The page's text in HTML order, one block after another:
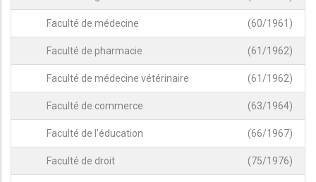
Faculté de médecine (60/1961)
Faculté de pharmacie (61/1962)
Faculté de médecine vétérinaire (61/1962)
Faculté de commerce (63/1964)
Faculté de l'éducation (66/1967)
Faculté de droit (75/1976)